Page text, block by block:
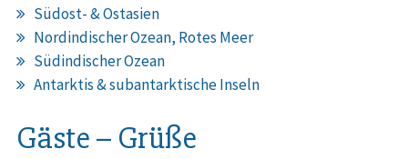
Südost- & Ostasien
Nordindischer Ozean, Rotes Meer
Südindischer Ozean
Antarktis & subantarktische Inseln
Gäste – Grüße